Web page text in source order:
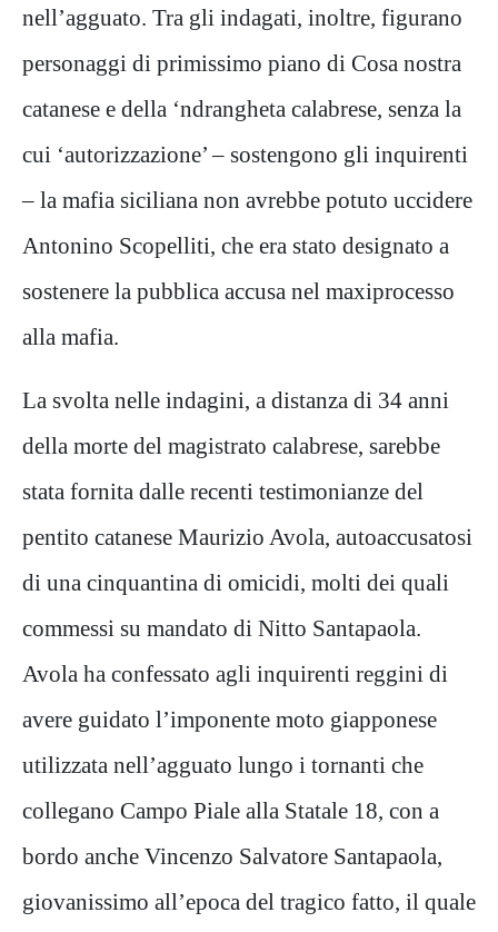
nell’agguato. Tra gli indagati, inoltre, figurano
personaggi di primissimo piano di Cosa nostra
catanese e della ‘ndrangheta calabrese, senza la
cui ‘autorizzazione’ – sostengono gli inquirenti
– la mafia siciliana non avrebbe potuto uccidere
Antonino Scopelliti, che era stato designato a
sostenere la pubblica accusa nel maxiprocesso
alla mafia.
La svolta nelle indagini, a distanza di 34 anni
della morte del magistrato calabrese, sarebbe
stata fornita dalle recenti testimonianze del
pentito catanese Maurizio Avola, autoaccusatosi
di una cinquantina di omicidi, molti dei quali
commessi su mandato di Nitto Santapaola.
Avola ha confessato agli inquirenti reggini di
avere guidato l’imponente moto giapponese
utilizzata nell’agguato lungo i tornanti che
collegano Campo Piale alla Statale 18, con a
bordo anche Vincenzo Salvatore Santapaola,
giovanissimo all’epoca del tragico fatto, il quale